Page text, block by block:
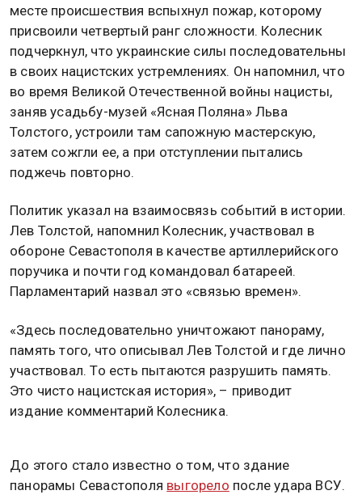
месте происшествия вспыхнул пожар, которому
присвоили четвертый ранг сложности. Колесник
подчеркнул, что украинские силы последовательны
в своих нацистских устремлениях. Он напомнил, что
во время Великой Отечественной войны нацисты,
заняв усадьбу-музей «Ясная Поляна» Льва
Толстого, устроили там сапожную мастерскую,
затем сожгли ее, а при отступлении пытались
поджечь повторно.
Политик указал на взаимосвязь событий в истории.
Лев Толстой, напомнил Колесник, участвовал в
обороне Севастополя в качестве артиллерийского
поручика и почти год командовал батареей.
Парламентарий назвал это «связью времен».
«Здесь последовательно уничтожают панораму,
память того, что описывал Лев Толстой и где лично
участвовал. То есть пытаются разрушить память.
Это чисто нацистская история», – приводит
издание комментарий Колесника.
До этого стало известно о том, что здание
панорамы Севастополя выгорело после удара ВСУ.